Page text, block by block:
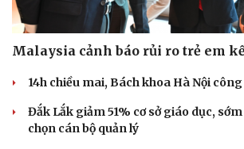
Malaysia cảnh báo rủi ro trẻ em
14h chiều mai, Bách khoa Hà Nội
Đắk Lắk giảm 51% cơ sở giáo dục,
chọn cán bộ quản lý